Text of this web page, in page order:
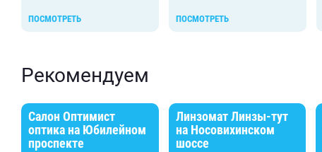
ПОСМОТРЕТЬ ПОСМОТРЕТЬ
Рекомендуем
Салон Оптимист
оптика на Юбилейном
проспекте
Линзомат Линзы-тут
на Носовихинском
шоссе